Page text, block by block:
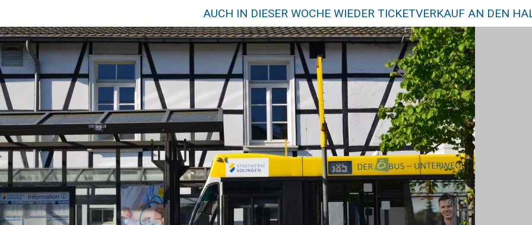
AUCH IN DIESER WOCHE WIEDER TICKETVERKAUF AN DEN